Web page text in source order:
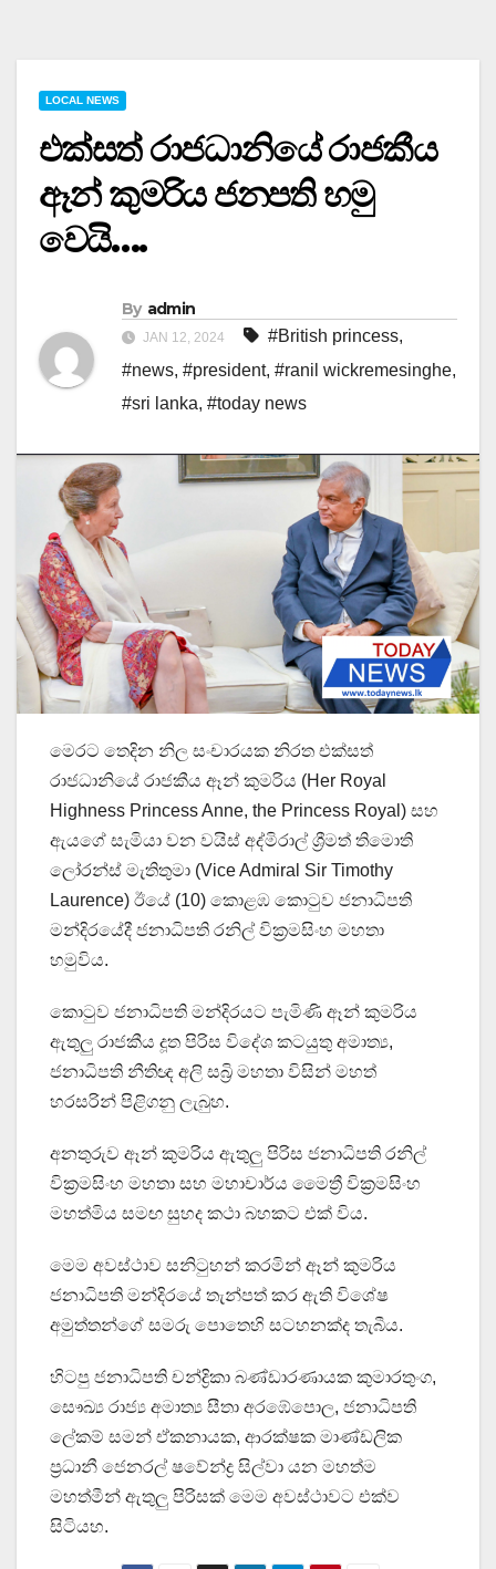
LOCAL NEWS
එක්සත් රාජධානියේ රාජකීය
ඈන් කුමරිය ජනපති හමු
වෙයි….
By admin
JAN 12, 2024 #British princess,
#news, #president, #ranil wickremesinghe,
#sri lanka, #today news
මෙරට තෙදින නිල සංචාරයක නිරත එක්සත්
රාජධානියේ රාජකීය ඈන් කුමරිය (Her Royal
Highness Princess Anne, the Princess Royal) සහ
ඇයගේ සැමියා වන වයිස් අද්මිරාල් ශ්‍රීමත් තිමොති
ලෝරන්ස් මැතිතුමා (Vice Admiral Sir Timothy
Laurence) ඊයේ (10) කොළඹ කොටුව ජනාධිපති
මන්දිරයේදී ජනාධිපති රනිල් වික්‍රමසිංහ මහතා
හමුවිය.
කොටුව ජනාධිපති මන්දිරයට පැමිණි ඈන් කුමරිය
ඇතුලු රාජකීය දූත පිරිස විදේශ කටයුතු අමාත්‍ය,
ජනාධිපති නීතිඥ අලි සබ්‍රි මහතා විසින් මහත්
හරසරින් පිළිගනු ලැබුහ.
අනතුරුව ඈන් කුමරිය ඇතුලු පිරිස ජනාධිපති රනිල්
වික්‍රමසිංහ මහතා සහ මහාචාර්ය මෛත්‍රී වික්‍රමසිංහ
මහත්මිය සමඟ සුහද කථා බහකට එක් විය.
මෙම අවස්ථාව සනිටුහන් කරමින් ඈන් කුමරිය
ජනාධිපති මන්දිරයේ තැන්පත් කර ඇති විශේෂ
අමුත්තන්ගේ සමරු පොතෙහි සටහනක්ද තැබීය.
හිටපු ජනාධිපති චන්ද්‍රිකා බණ්ඩාරණායක කුමාරතුංග,
සෞඛ්‍ය රාජ්‍ය අමාත්‍ය සීතා අරඹේපොල, ජනාධිපති
ලේකම් සමන් ඒකනායක, ආරක්ෂක මාණ්ඩලික
ප්‍රධානී ජෙනරල් ෂවේන්ද්‍ර සිල්වා යන මහත්ම
මහත්මීන් ඇතුලු පිරිසක් මෙම අවස්ථාවට එක්ව
සිටියහ.